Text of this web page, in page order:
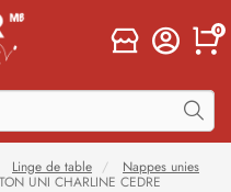
0
Linge de table
Nappes unies
UNI CHARLINE CEDRE